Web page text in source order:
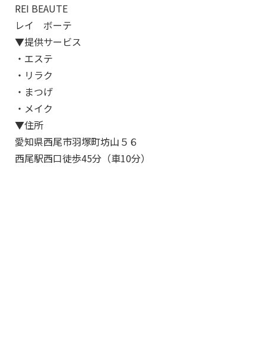
REI BEAUTE
レイ ボーテ
▼提供サービス
・エステ
・リラク
・まつげ
・メイク
▼住所
愛知県西尾市羽塚町坊山５６
西尾駅西口徒歩45分（車10分）